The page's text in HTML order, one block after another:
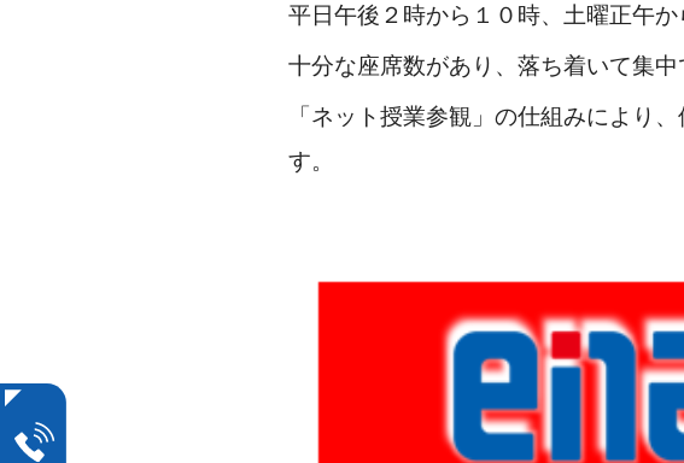
平日午後２時から１０時、土曜正午
十分な座席数があり、落ち着いて集中
「ネット授業参観」の仕組みにより
す。